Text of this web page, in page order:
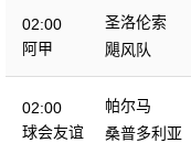
02:00
阿甲
圣洛伦索
飓风队
02:00
球会友谊
帕尔马
桑普多利亚